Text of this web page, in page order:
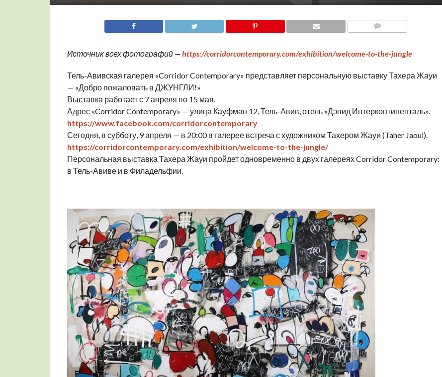
Источник всех фотографий — https://corridorcontemporary.com/exhibition/welcome-to-the-jungle
Тель-Авивская галерея «Corridor Contemporary» представляет персональную выставку Тахера Жауи
— «Добро пожаловать в ДЖУНГЛИ!»
Выставка работает с 7 апреля по 15 мая.
Адрес «Corridor Contemporary» — улица Кауфман 12, Тель-Авив, отель «Дэвид Интерконтиненталь».
https://www.facebook.com/corridorcontemporary
Сегодня, в субботу, 9 апреля — в 20:00 в галерее встреча с художником Тахером Жауи (Taher Jaoui).
https://corridorcontemporary.com/exhibition/welcome-to-the-jungle/
Персональная выставка Тахера Жауи пройдет одновременно в двух галереях Corridor Contemporary:
в Тель-Авиве и в Филадельфии.